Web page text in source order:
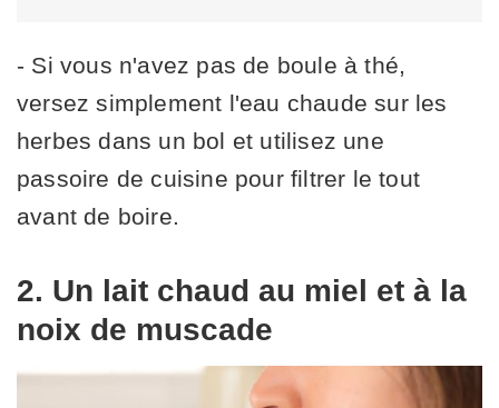
- Si vous n'avez pas de boule à thé,
versez simplement l'eau chaude sur les
herbes dans un bol et utilisez une
passoire de cuisine pour filtrer le tout
avant de boire.
2. Un lait chaud au miel et à la
noix de muscade